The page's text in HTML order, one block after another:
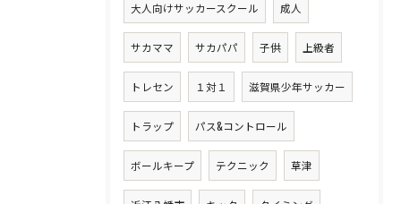
大人向けサッカースクール 成人
サカママ サカパパ 子供 上級者
トレセン １対１ 滋賀県少年サッカー
トラップ パス&コントロール
ボールキープ テクニック 草津